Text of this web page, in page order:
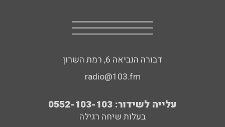
דבורה הנביאה 6, רמת השרון
radio@103.fm
עלייה לשידור: 0552-103-103
בעלות שיחה רגילה